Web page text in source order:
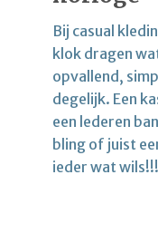
Bij casual
klok dragen
opvallend,
degelijk. Een
een lederen
bling of juist
ieder wat wils!!!